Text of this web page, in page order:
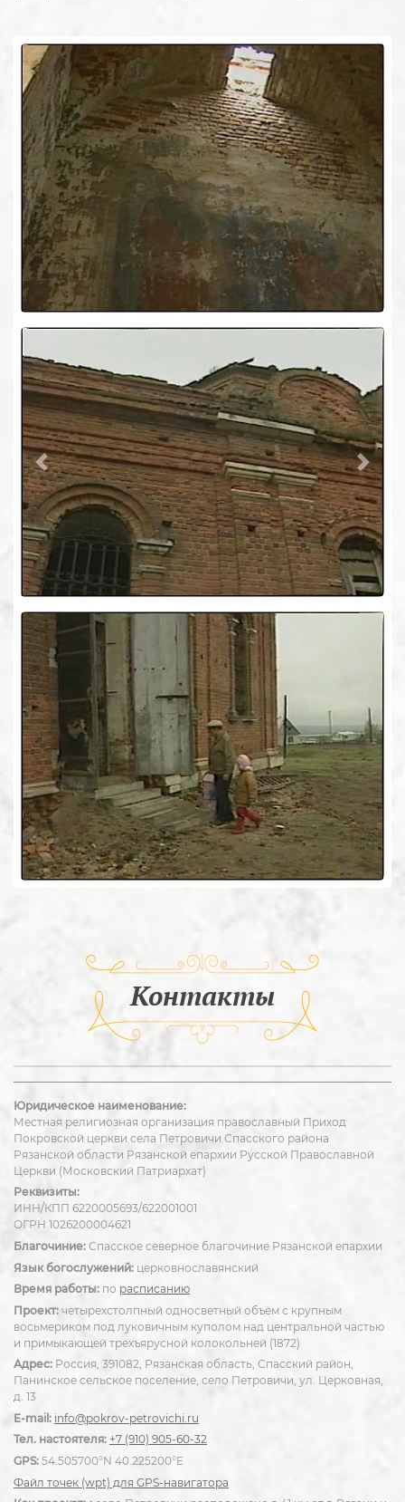
Previous Next
Контакты
Юридическое наименование:
Местная религиозная организация православный Приход
Покровской церкви села Петровичи Спасского района
Рязанской области Рязанской епархии Русской Православной
Церкви (Московский Патриархат)
Реквизиты:
ИНН/КПП 6220005693/622001001
ОГРН 1026200004621
Благочиние: Спасское северное благочиние Рязанской епархии
Язык богослужений: церковнославянский
Время работы: по расписанию
Проект: четырехстолпный односветный объём с крупным
восьмериком под луковичным куполом над центральной частью
и примыкающей трехъярусной колокольней (1872)
Адрес: Россия, 391082, Рязанская область, Спасский район,
Панинское сельское поселение, село Петровичи, ул. Церковная,
д. 13
E-mail: info@pokrov-petrovichi.ru
Тел. настоятеля: +7 (910) 905-60-32
GPS: 54.505700°N 40.225200°E
Файл точек (wpt) для GPS-навигатора